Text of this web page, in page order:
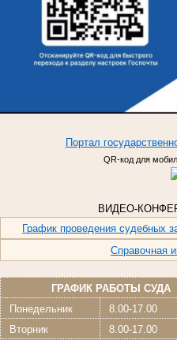
Портал
QR-код для
ВИДЕО-
График проведения судебных
Справочная
ГРАФИК РАБОТЫ СУДА
Понедельник
8.00-17.00
Вторник
8.00-17.00